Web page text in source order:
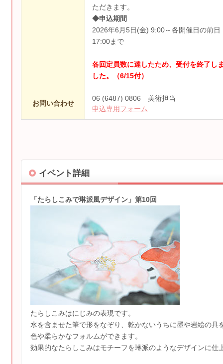
ただきます。
◆申込期間
2026年6月5日(金) 9:00～各開催日の前日
17:00まで
各回定員数に達したため、受付を終了し
した。（6/15付）
お問い合わせ
06 (6487) 0806 美術担当
申込専用フォーム
イベント詳細
「たらしこみで琳派風デザイン」第10回
たらしこみはにじみの表現です。
水を含ませた筆で形をなぞり、乾かないうちに墨や岩絵の具
色や柔らかなフォルムができます。
効果的なたらしこみはモチーフを琳派のようなデザインに仕